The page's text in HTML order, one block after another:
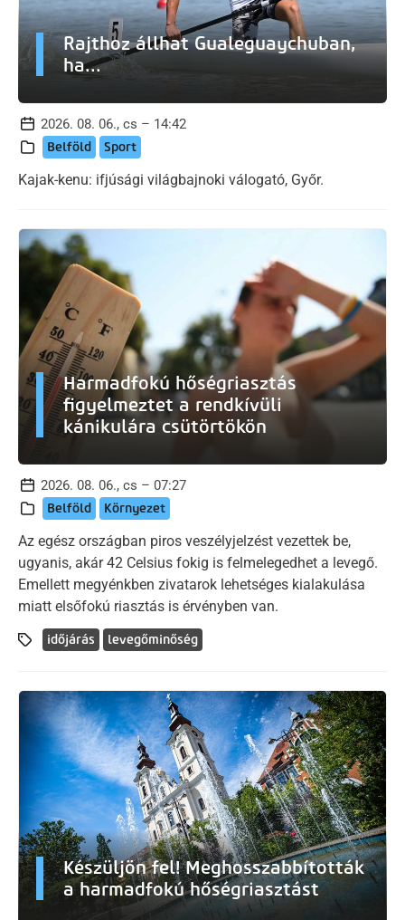
Rajthoz állhat Gualeguaychuban,
ha...
2026. 08. 06., cs – 14:42
Belföld Sport
Kajak-kenu: ifjúsági világbajnoki válogató, Győr.
Harmadfokú hőségriasztás
figyelmeztet a rendkívüli
kánikulára csütörtökön
2026. 08. 06., cs – 07:27
Belföld Környezet
Az egész országban piros veszélyjelzést vezettek be,
ugyanis, akár 42 Celsius fokig is felmelegedhet a levegő.
Emellett megyénkben zivatarok lehetséges kialakulása
miatt elsőfokú riasztás is érvényben van.
időjárás levegőminőség
Készüljön fel! Meghosszabbították
a harmadfokú hőségriasztást